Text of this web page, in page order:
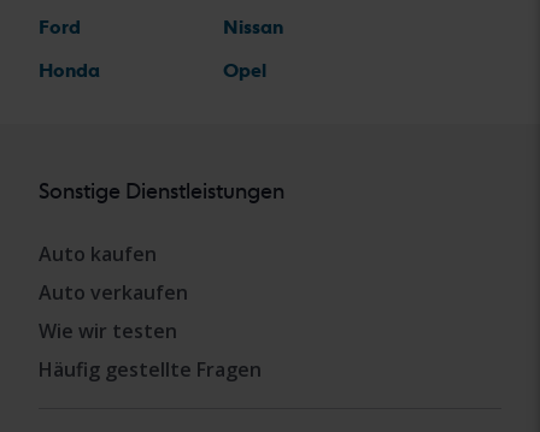
Ford
Honda
Nissan
Opel
Sonstige Dienstleistungen
Auto kaufen
Auto verkaufen
Wie wir testen
Häufig gestellte Fragen